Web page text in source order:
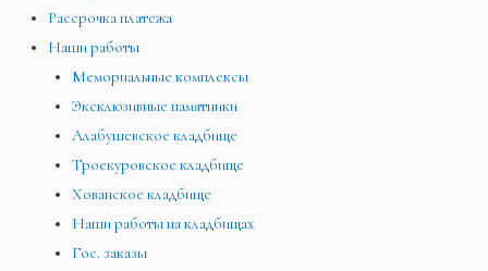
Рассрочка платежа
Наши работы
Мемориальные комплексы
Эксклюзивные памятники
Алабушевское кладбище
Троекуровское кладбище
Хованское кладбище
Наши работы на кладбищах
Гос. заказы